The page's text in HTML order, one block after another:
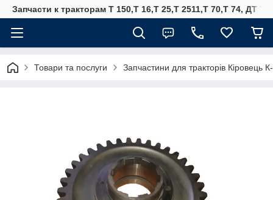
Запчасти к тракторам Т 150,Т 16,Т 25,Т 2511,Т 70,Т 74, ДТ
Товари та послуги Запчастини для тракторів Кіровець